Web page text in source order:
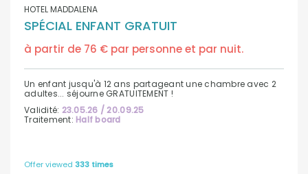
HOTEL MADDALENA
SPÉCIAL ENFANT GRATUIT
à partir de 76 € par personne et par nuit.
Un enfant jusqu'à 12 ans partageant une chambre avec 2
adultes... séjourne GRATUITEMENT !
Validité: 23.05.26 / 20.09.25
Traitement:Half board
Offer viewed 333 times